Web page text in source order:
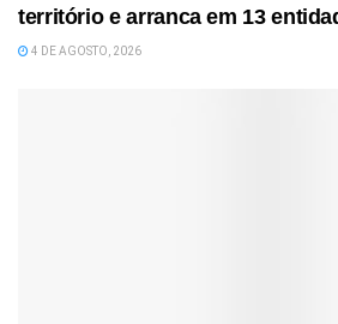
território e arranca em 13
4 DE AGOSTO, 2026